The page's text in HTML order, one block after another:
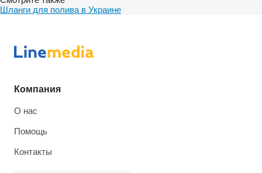
Шланги для полива в Украине
Компания
О нас
Помощь
Контакты